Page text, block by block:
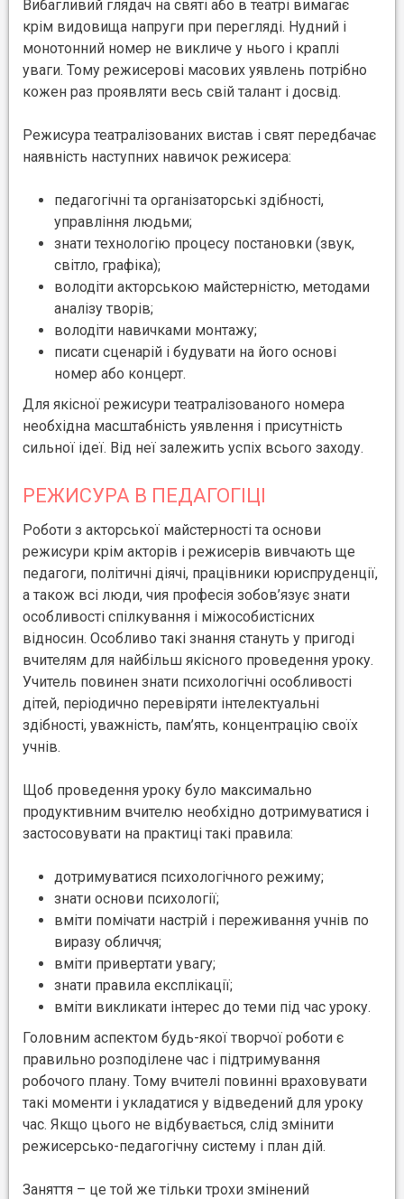
Вибагливий глядач на святі або в театрі вимагає
крім видовища напруги при перегляді. Нудний і
монотонний номер не викличе у нього і краплі
уваги. Тому режисерові масових уявлень потрібно
кожен раз проявляти весь свій талант і досвід.
Режисура театралізованих вистав і свят передбачає
наявність наступних навичок режисера:
педагогічні та організаторські здібності,
управління людьми;
знати технологію процесу постановки (звук,
світло, графіка);
володіти акторською майстерністю, методами
аналізу творів;
володіти навичками монтажу;
писати сценарій і будувати на його основі
номер або концерт.
Для якісної режисури театралізованого номера
необхідна масштабність уявлення і присутність
сильної ідеї. Від неї залежить успіх всього заходу.
РЕЖИСУРА В ПЕДАГОГІЦІ
Роботи з акторської майстерності та основи
режисури крім акторів і режисерів вивчають ще
педагоги, політичні діячі, працівники юриспруденції,
а також всі люди, чия професія зобов’язує знати
особливості спілкування і міжособистісних
відносин. Особливо такі знання стануть у пригоді
вчителям для найбільш якісного проведення уроку.
Учитель повинен знати психологічні особливості
дітей, періодично перевіряти інтелектуальні
здібності, уважність, пам’ять, концентрацію своїх
учнів.
Щоб проведення уроку було максимально
продуктивним вчителю необхідно дотримуватися і
застосовувати на практиці такі правила:
дотримуватися психологічного режиму;
знати основи психології;
вміти помічати настрій і переживання учнів по
виразу обличчя;
вміти привертати увагу;
знати правила експлікації;
вміти викликати інтерес до теми під час уроку.
Головним аспектом будь-якої творчої роботи є
правильно розподілене час і підтримування
робочого плану. Тому вчителі повинні враховувати
такі моменти і укладатися у відведений для уроку
час. Якщо цього не відбувається, слід змінити
режисерсько-педагогічну систему і план дій.
Заняття – це той же тільки трохи змінений